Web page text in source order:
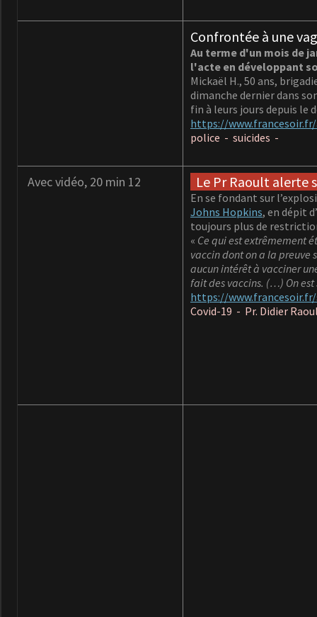
Confrontée à une
Au terme d'un mois de
l'acte en développant
Mickaël H., 50 ans,
dimanche dernier dans
fin à leurs jours depuis le
https://
police - suicides -
Avec vidéo, 20 min 12 Le Pr Raoult alerte
En se fondant sur
Johns Hopkins, en dépit
toujours plus de
« Ce qui est extrêmement
vaccin dont on a la preuve
aucun intérêt à vacciner
fait des vaccins. (…) On
https://
Covid-19 - Pr. Didier